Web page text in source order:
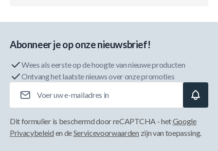
Abonneer je op onze nieuwsbrief!
Wees als eerste op de hoogte van nieuwe producten
Ontvang het laatste nieuws over onze promoties
Dit formulier is beschermd door reCAPTCHA - hetGoogle
Privacybeleid en deServicevoorwaarden zijn van toepassing.